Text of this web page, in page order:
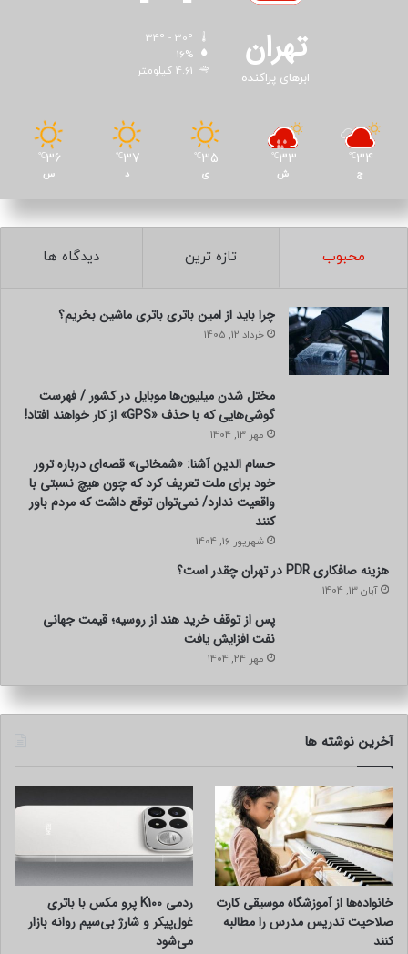
تهران
ابرهای پراکنده
16%
4.61 کیلومتر
34
℃
ج
33
℃
ش
35
℃
ی
37
℃
د
36
℃
س
محبوب تازه ترین دیدگاه ها
چرا باید از امین باتری باتری ماشین بخریم؟
خرداد 12, 1405
مختل شدن میلیون‌ها موبایل در کشور / فهرست
گوشی‌هایی که با حذف «GPS» از کار خواهند افتاد!
مهر 13, 1404
حسام الدین آشنا: «شمخانی» قصه‌ای درباره ترور
خود برای ملت تعریف کرد که چون هیچ نسبتی با
واقعیت ندارد/ نمی‌توان توقع داشت که مردم باور
کنند
شهریور 16, 1404
هزینه صافکاری PDR در تهران چقدر است؟
آبان 13, 1404
پس از توقف خرید هند از روسیه؛ قیمت جهانی
نفت افزایش یافت
مهر 24, 1404
آخرین نوشته ها
خانواده‌ها از آموزشگاه موسیقی کارت
صلاحیت تدریس مدرس را مطالبه
کنند
ردمی K100 پرو مکس با باتری
غول‌پیکر و شارژ بی‌سیم روانه بازار
می‌شود